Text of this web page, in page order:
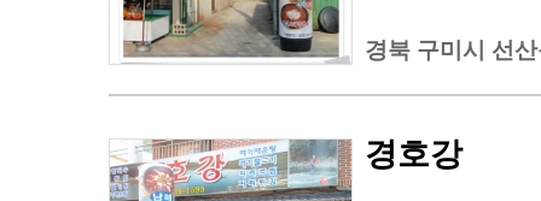
경북 구미시 선
경호강